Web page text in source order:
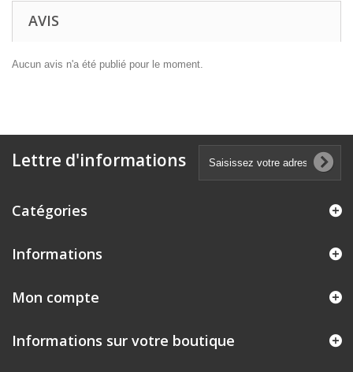
AVIS
Aucun avis n'a été publié pour le moment.
Lettre d'informations
Catégories
Informations
Mon compte
Informations sur votre boutique